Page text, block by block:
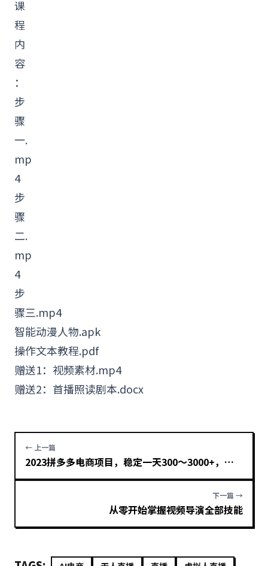
课
程
内
容
：
步
骤
一.
mp
4
步
骤
二.
mp
4
步
骤三.mp4
智能动漫人物.apk
操作文本教程.pdf
赠送1： 视频素材.mp4
赠送2：首播照读剧本.docx
← 上一篇
2023拼多多电商项目，稳定一天300～3000+，门槛低，出单快，一部手机即可完成
下一篇 →
从零开始掌握视频导演全部技能